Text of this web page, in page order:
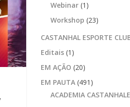
Webinar (1)
Workshop (23)
CASTANHAL ESPORTE
Editais (1)
EM AÇÃO (20)
EM PAUTA (491)
ACADEMIA